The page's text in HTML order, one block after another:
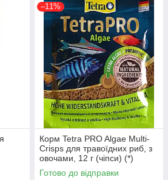
–11%
Корм Tetra PRO Algae Multi-
Crisps для травоїдних риб, з
овочами, 12 г (чіпси) (*)
Готово до відправки